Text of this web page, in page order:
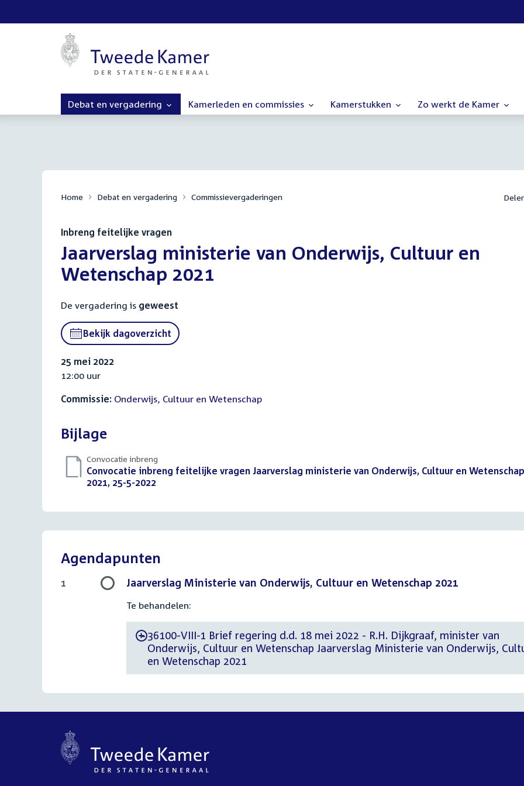
Debat en vergadering Kamerleden en commissies Kamerstukken Zo werkt de Kamer
Home Debat en vergadering Commissievergaderingen
Inbreng feitelijke vragen
Jaarverslag ministerie van Onderwijs, Cultuur en
Wetenschap 2021
De vergadering is geweest
Bekijk dagoverzicht
25 mei 2022
12:00 uur
Commissie: Onderwijs, Cultuur en Wetenschap
Bijlage
Convocatie inbreng
Download
bestand:
Convocatie inbreng feitelijke vragen Jaarverslag ministerie van Onderwijs, Cultuur en Wetenschap
2021, 25-5-2022
Agendapunten
Jaarverslag Ministerie van Onderwijs, Cultuur en Wetenschap 2021
Te behandelen:
-36100-VIII-1 Brief regering d.d. 18 mei 2022 - R.H. Dijkgraaf, minister van
Onderwijs, Cultuur en Wetenschap Jaarverslag Ministerie van Onderwijs,
en Wetenschap 2021
1